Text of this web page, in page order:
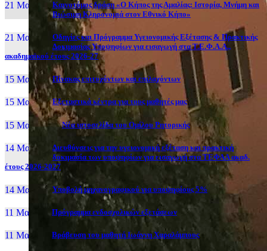
21 Μαι, 26
Καινοτόμος δράση «Ο Κήπος της Αμαλίας: Ιστορία, Μνήμη και
Βιώσιμη Κληρονομιά στον Εθνικό Κήπο»
21 Μαι, 26
Οδηγίες και Πρόγραμμα Υγειονομικής Εξέτασης & Πρακτικής
Δοκιμασίας Υποψηφίων για εισαγωγή στα Τ.Ε.Φ.Α.Α.,
ακαδημαϊκού έτους 2026-27
15 Μαι, 26 Πίνακας επιτυχόντων και επιλαχόντων
15 Μαι, 26 Εξεταστικά κέντρα για τους μαθητές μας
15 Μαι, 2026 Νέα ιστοσελίδα του Ομίλου Ρητορικής
14 Μαι, 26
Διευθύνσεις για την υγειονομική εξέταση και πρακτική
δοκιμασία των υποψηφίων για εισαγωγή στα ΤΕΦΑΑ ακαδ.
έτους 2026-2027
14 Μαι, 26 Yποβολή μηχανογραφικού για υποψηφίους 5%
11 Μαι, 26 Πρόγραμμα ενδοσχολικών εξετάσεων
11 Μαι, 26 Βράβευση του μαθητή Ιωάννη Χαραλάμπους